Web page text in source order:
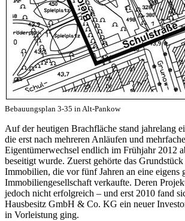
Bebauungsplan 3-35 in Alt-Pankow
Auf der heutigen Brachfläche stand jahrelang
die erst nach mehreren Anläufen und
Eigentümerwechsel endlich im Frühjahr 2012
beseitigt wurde. Zuerst gehörte das
Immobilien, die vor fünf Jahren an eine eigens
Immobiliengesellschaft verkaufte. Deren
jedoch nicht erfolgreich – und erst 2010 fand
Hausbesitz GmbH & Co. KG ein neuer
in Vorleistung ging.